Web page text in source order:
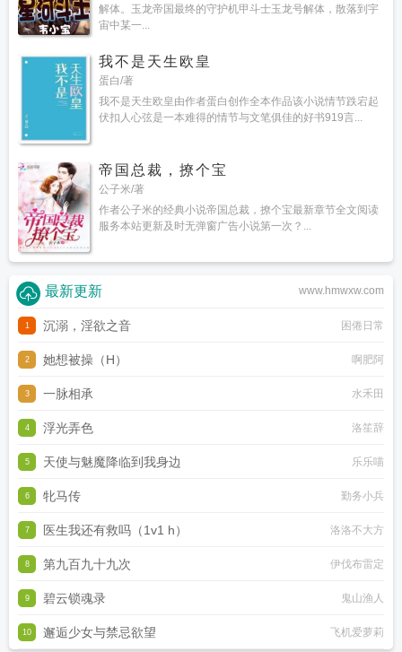
解体。玉龙帝国最终的守护机甲斗士玉龙号解体，散落到宇
宙中某一...
我不是天生欧皇
蛋白/著
我不是天生欧皇由作者蛋白创作全本作品该小说情节跌宕起
伏扣人心弦是一本难得的情节与文笔俱佳的好书919言...
帝国总裁，撩个宝
公子米/著
作者公子米的经典小说帝国总裁，撩个宝最新章节全文阅读
服务本站更新及时无弹窗广告小说第一次？...
www.hmwxw.com
最新更新
1 沉溺，淫欲之音 困倦日常
2 她想被操（H） 啊肥阿
3 一脉相承 水禾田
4 浮光弄色 洛笙辞
5 天使与魅魔降临到我身边 乐乐喵
6 牝马传 勤务小兵
7 医生我还有救吗（1v1 h） 洛洛不大方
8 第九百九十九次 伊伐布雷定
9 碧云锁魂录 鬼山渔人
10 邂逅少女与禁忌欲望 飞机爱萝莉